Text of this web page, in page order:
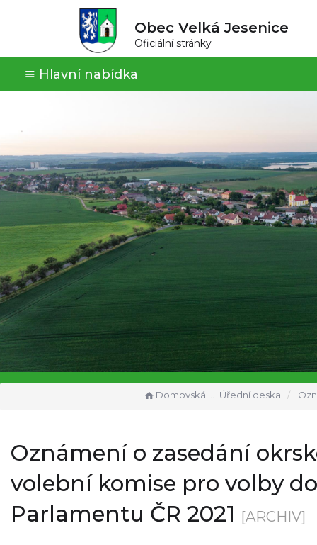
Obec Velká Jesenice
Oficiální stránky
Hlavní nabídka
Domovská stránka Úřední deska Oznámení o zasedání
Oznámení o zasedání
volební komise pro volby do
Parlamentu ČR 2021 [ARCHIV]